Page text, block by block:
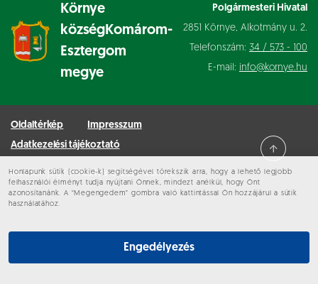
Honlapunk sütik (cookie-k) segítségével törekszik arra, hogy a lehető legjobb
felhasználói élményt tudja nyújtani Önnek, mindezt anélkül, hogy Önt
azonosítanánk. A “Megengedem” gombra való kattintással Ön hozzájárul a sütik
használatához.
Engedélyezés
Környe
községKomárom-
Esztergom
megye
Polgármesteri Hivatal
2851 Környe, Alkotmány u. 2.
Telefonszám: 34 / 573 - 100
E-mail: info@kornye.hu
Oldaltérkép
Impresszum
Adatkezelési tájékoztató
Minden jog fenntartva © 2026 Környe